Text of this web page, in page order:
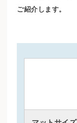
ご紹介します。